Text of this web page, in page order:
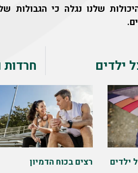
שלנו נגלה כי הגבולות
ילדים
ילדים רצים בכוח הדמיון